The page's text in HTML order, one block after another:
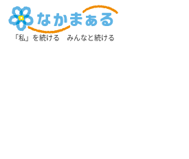
「私」を続ける みんなと続ける